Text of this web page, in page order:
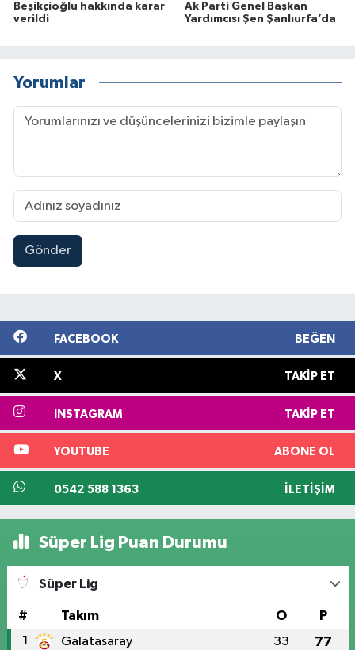
Beşikçioğlu hakkında karar
verildi
Ak Parti Genel Başkan
Yardımcısı Şen Şanlıurfa’da
Yorumlar
Gönder
FACEBOOK BEĞEN
X TAKIP ET
INSTAGRAM TAKIP ET
YOUTUBE ABONE OL
0542 588 1363 İLETIŞIM
Süper Lig Puan Durumu
Süper Lig
# Takım O P
1 Galatasaray 33 77